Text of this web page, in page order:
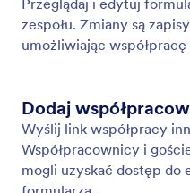
Form Assignments